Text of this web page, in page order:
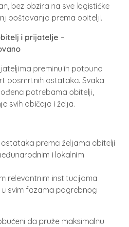
bez obzira na sve logističke
poštovanja prema obitelji.
i prijatelje –
preminulih potpuno
posmrtnih ostataka. Svaka
potrebama obitelji,
svih običaja i želja.
prema željama obitelji
i lokalnim
relevantnim institucijama
svim fazama pogrebnog
da pruže maksimalnu